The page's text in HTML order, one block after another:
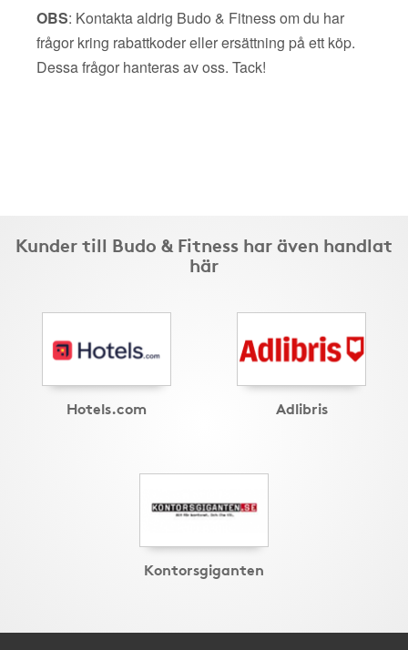
OBS: Kontakta aldrig Budo & Fitness om du har
frågor kring rabattkoder eller ersättning på ett köp.
Dessa frågor hanteras av oss. Tack!
Kunder till Budo & Fitness har även handlat
här
Hotels.com Adlibris
Kontorsgiganten